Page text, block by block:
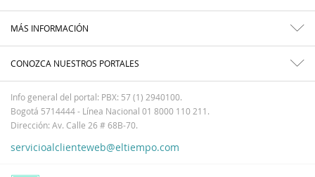
MÁS INFORMACIÓN
CONOZCA NUESTROS PORTALES
Info general del portal: PBX: 57 (1) 2940100.
Bogotá 5714444 - Línea Nacional 01 8000 110 211.
Dirección: Av. Calle 26 # 68B-70.
servicioalclienteweb@eltiempo.com